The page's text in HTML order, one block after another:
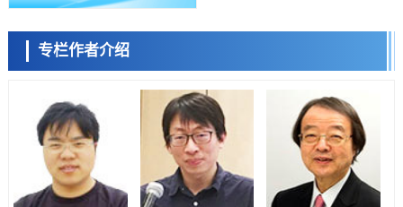
日本修订首都直下型地震紧急对策：目标为死亡人数至少减半，重点强
科学研究
福井大学发现细胞记忆过往并抑制反应的机制，阐明即便DNA相同反应
迥异之谜
神户大学确认口服癌症疫苗B440单药给药的安全性，在转移性尿路上皮
癌患者中开展临床试验
政策
日本发布《令和8年版科学技术与创新白皮书》，解读第七期基本计划
首年度政策方向
科学研究
东京大学发现可诱导细胞死亡的新型信使物质
专栏作者介绍
容江 余锦泽 马场錬成